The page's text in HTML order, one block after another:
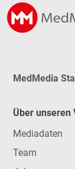
MedMedia
Über unseren
Mediadaten
Team